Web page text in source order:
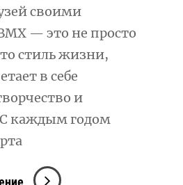
своими
— это не просто
стиль жизни,
в себе
и
С каждым годом
Трюки